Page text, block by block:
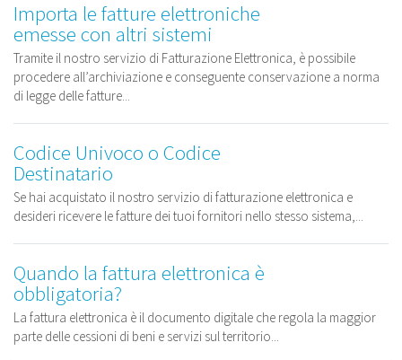
Importa le fatture elettroniche
emesse con altri sistemi
Tramite il nostro servizio di Fatturazione Elettronica, è possibile
procedere all’archiviazione e conseguente conservazione a norma
di legge delle fatture...
Codice Univoco o Codice
Destinatario
Se hai acquistato il nostro servizio di fatturazione elettronica e
desideri ricevere le fatture dei tuoi fornitori nello stesso sistema,...
Quando la fattura elettronica è
obbligatoria?
La fattura elettronica è il documento digitale che regola la maggior
parte delle cessioni di beni e servizi sul territorio...